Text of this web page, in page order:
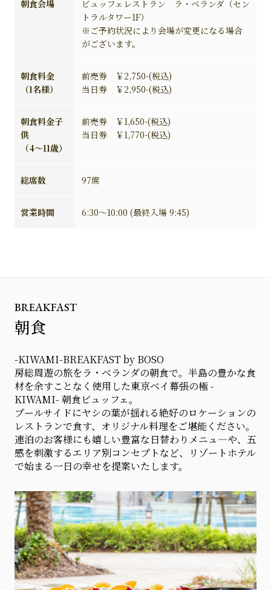
朝食会場
ビュッフェレストラン ラ・ベランダ（セン
トラルタワー1F）
※ご予約状況により会場が変更になる場合
がございます。
朝食料金
（1名様）
前売券 ￥2,750-(税込)
当日券 ￥2,950-(税込)
朝食料金子
供
（4～11歳）
前売券 ￥1,650-(税込)
当日券 ￥1,770-(税込)
総席数 97席
営業時間 6:30～10:00 (最終入場 9:45)
BREAKFAST
朝食
-KIWAMI-BREAKFAST by BOSO
房総周遊の旅をラ・ベランダの朝食で。半島の豊かな食
材を余すことなく使用した東京ベイ幕張の極 -
KIWAMI- 朝食ビュッフェ。
プールサイドにヤシの葉が揺れる絶好のロケーションの
レストランで食す、オリジナル料理をご堪能ください。
連泊のお客様にも嬉しい豊富な日替わりメニュ―や、五
感を刺激するエリア別コンセプトなど、リゾートホテル
で始まる一日の幸せを提案いたします。